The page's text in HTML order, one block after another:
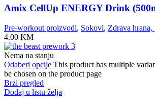
Amix CellUp ENERGY Drink
Pre-workout proizvodi, Sokovi, Zdrava
4.00 KM
Nema na stanju
Odaberi opcije This product has multiple
be chosen on the product page
Brzi pregled
Dodaj u listu želja